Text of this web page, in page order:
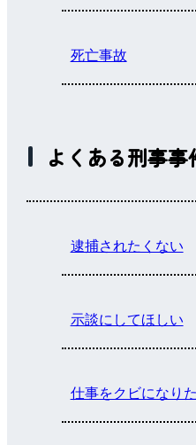
死亡事故
よくある刑事
逮捕されたくない
示談にしてほしい
仕事をクビになり